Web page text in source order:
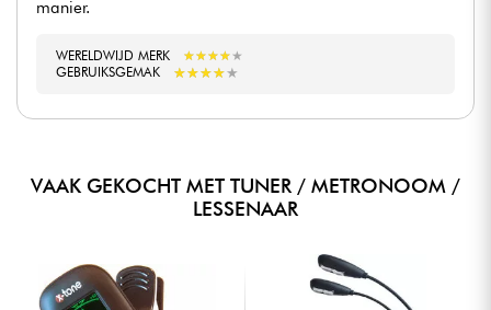
manier.
WERELDWIJD MERK ★★★★★
★★★★★
GEBRUIKSGEMAK
★★★★★
★★★★★
VAAK GEKOCHT MET TUNER / METRONOOM /
LESSENAAR